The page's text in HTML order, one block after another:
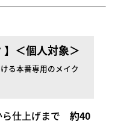
】＜個人対象＞
る本番専用のメイク
ら仕上げまで約40